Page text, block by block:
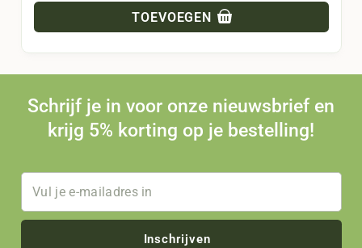
TOEVOEGEN
Schrijf je in voor onze nieuwsbrief en
krijg 5% korting op je bestelling!
Inschrijven